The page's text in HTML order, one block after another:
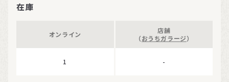
在庫
オンライン
1
店舗
（おうちガラージ）
-